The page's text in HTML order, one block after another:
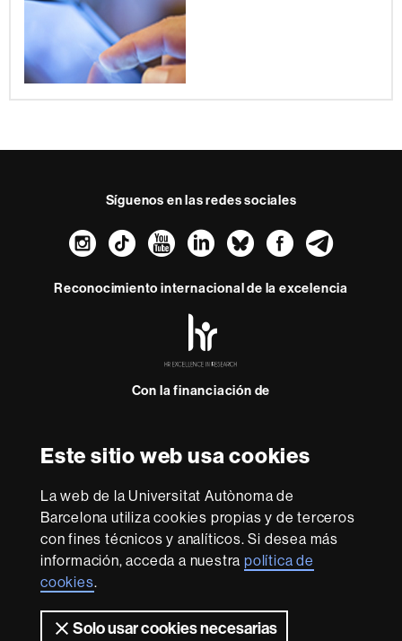
Este sitio web usa cookies
La web de la Universitat Autònoma de
Barcelona utiliza cookies propias y de terceros
con fines técnicos y analíticos. Si desea más
información, acceda a nuestrapolítica de
cookies.
Solo usar cookies necesarias
Síguenos en las redes sociales
Instagram
TikTokYouTube
LinkedIn
Bluesky
Reconocimiento internacional de la excelencia
-
Con la financiación de
Sobre
esta
web Aviso legal Protección de datos Sobre el
web Accesibilidad web Mapa del web UAB
Somos una universidad líder que imparte una docencia
flexible, adecuada a las necesidades de la sociedad y
adaptada a los nuevos modelos de la Europa del